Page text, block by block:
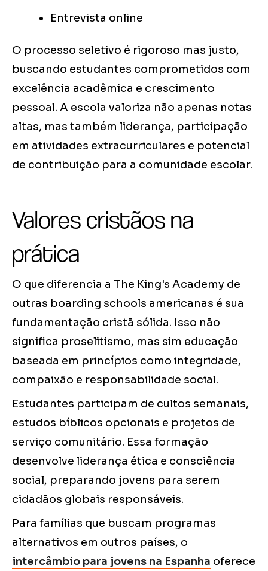
Entrevista online
O processo seletivo é rigoroso mas justo,
buscando estudantes comprometidos com
excelência acadêmica e crescimento
pessoal. A escola valoriza não apenas notas
altas, mas também liderança, participação
em atividades extracurriculares e potencial
de contribuição para a comunidade escolar.
Valores cristãos na
prática
O que diferencia a The King's Academy de
outras boarding schools americanas é sua
fundamentação cristã sólida. Isso não
significa proselitismo, mas sim educação
baseada em princípios como integridade,
compaixão e responsabilidade social.
Estudantes participam de cultos semanais,
estudos bíblicos opcionais e projetos de
serviço comunitário. Essa formação
desenvolve liderança ética e consciência
social, preparando jovens para serem
cidadãos globais responsáveis.
Para famílias que buscam programas
alternativos em outros países, o
intercâmbio para jovens na Espanha oferece